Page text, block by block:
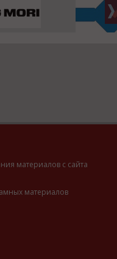
материалов с сайта
материалов